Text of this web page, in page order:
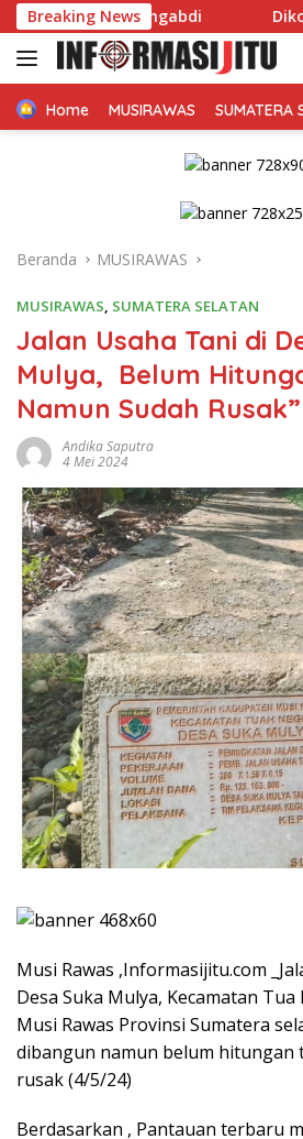
Langsung
ke
konten
Breaking News
Mengabdi Dikonfirmasi
Home MUSIRAWAS SUMATERA
Beranda MUSIRAWAS
MUSIRAWAS SUMATERA SELATAN
Jalan Usaha Tani di
Mulya, Belum
Namun Sudah Rusak”
Andika Saputra
4 Mei 2024
Musi Rawas ,Informasijitu.com
Desa Suka Mulya, Kecamatan
Musi Rawas Provinsi Sumatera
dibangun namun belum hitungan
rusak (4/5/24)
Berdasarkan , Pantauan terbaru